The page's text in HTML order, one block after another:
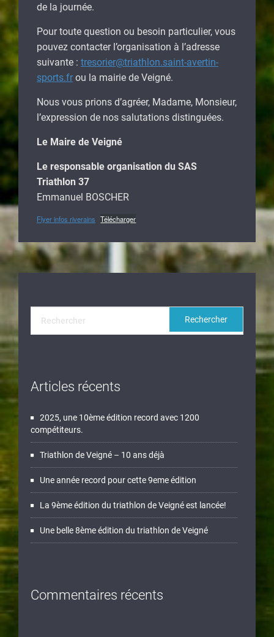
de la journée.
Pour toute question ou besoin particulier, vous
pouvez contacter l’organisation à l’adresse
suivante : tresorier@triathlon.saint-avertin-
sports.fr ou la mairie de Veigné.
Nous vous prions d’agréer, Madame, Monsieur,
l’expression de nos salutations distinguées.
Le Maire de Veigné
Le responsable organisation du SAS
Triathlon 37
Emmanuel BOSCHER
Flyer infos riverains Télécharger
Articles récents
2025, une 10ème édition record avec 1200
compétiteurs.
Triathlon de Veigné – 10 ans déjà
Une année record pour cette 9eme édition
La 9ème édition du triathlon de Veigné est lancée!
Une belle 8ème édition du triathlon de Veigné
Commentaires récents